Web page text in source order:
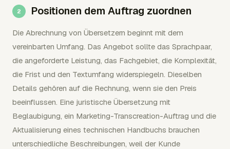
Positionen dem Auftrag zuordnen
Die Abrechnung von Übersetzern beginnt mit dem
vereinbarten Umfang. Das Angebot sollte das Sprachpaar,
die angeforderte Leistung, das Fachgebiet, die Komplexität,
die Frist und den Textumfang widerspiegeln. Dieselben
Details gehören auf die Rechnung, wenn sie den Preis
beeinflussen. Eine juristische Übersetzung mit
Beglaubigung, ein Marketing-Transcreation-Auftrag und die
Aktualisierung eines technischen Handbuchs brauchen
unterschiedliche Beschreibungen, weil der Kunde